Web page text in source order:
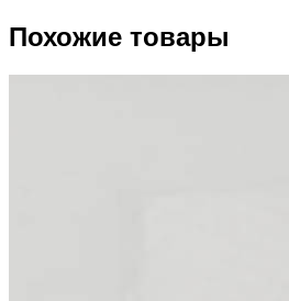
Похожие товары